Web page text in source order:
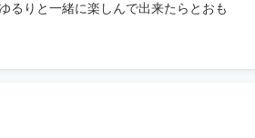
るりと一緒に楽しんで出来たらとおも